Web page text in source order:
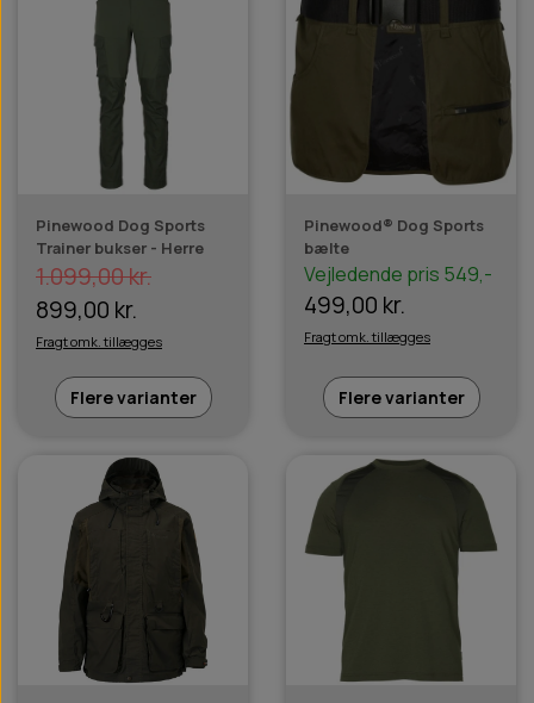
Pinewood Dog Sports
Trainer bukser - Herre
1.099,00 kr.
899,00 kr.
Fragt omk. tillægges
Flere varianter
Pinewood® Dog Sports
bælte
Vejledende pris 549,-
499,00 kr.
Fragt omk. tillægges
Flere varianter